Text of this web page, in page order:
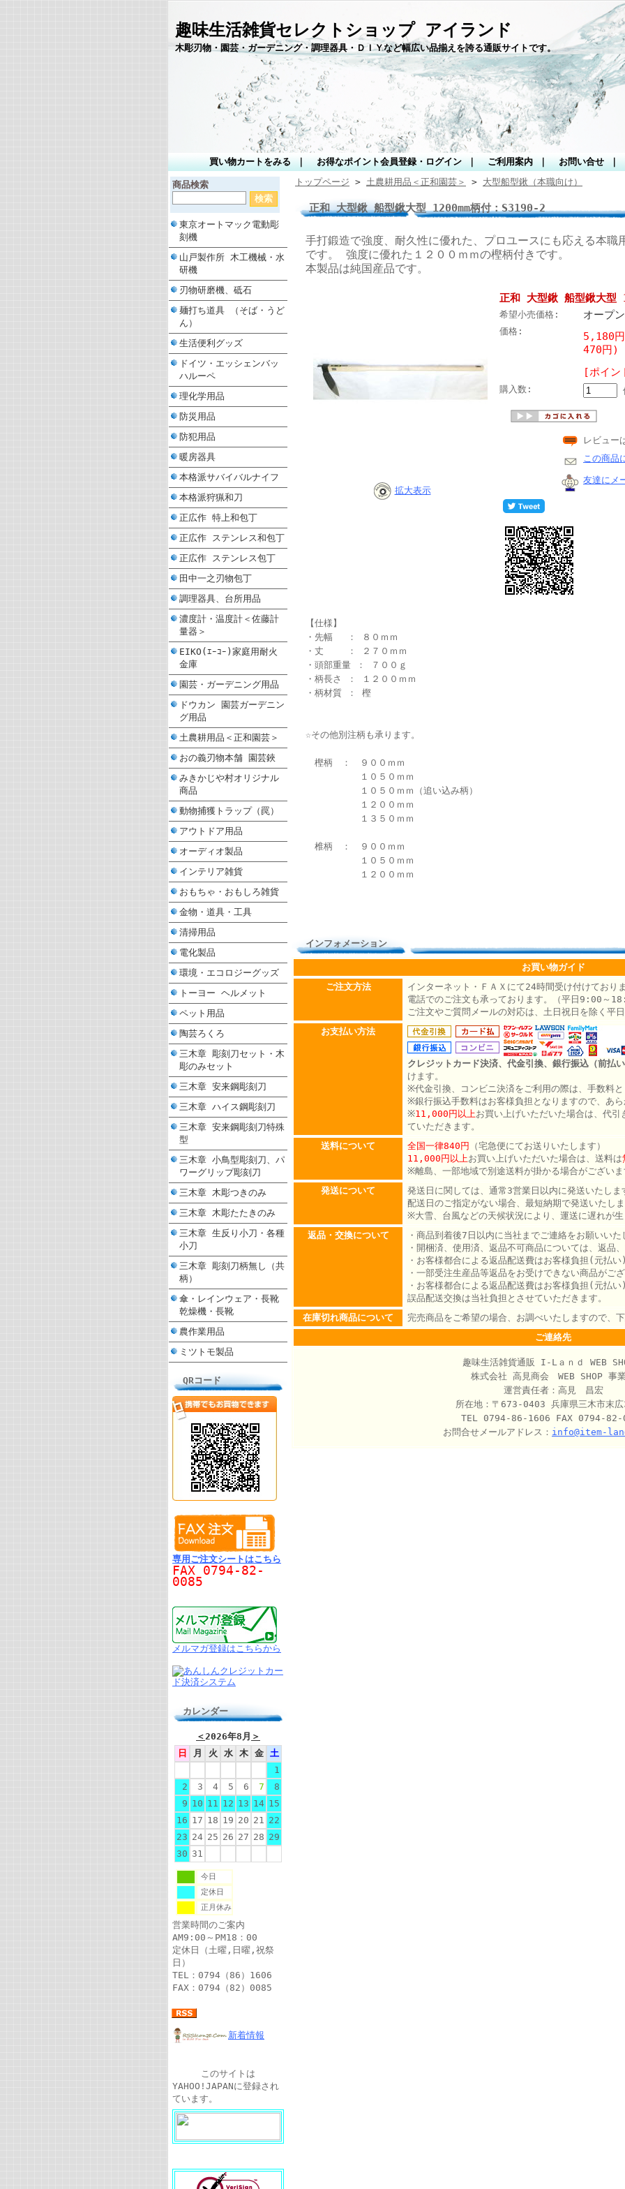
趣味生活雑貨セレクトショップ アイランド
木彫刃物・園芸・ガーデニング・調理器具・ＤＩＹなど幅広い品揃えを誇る通販サイトです。
買い物カートをみる お得なポイント会員登録・ログイン ご利用案内 お問い合せ
商品検索
東京オートマック電動彫
刻機
山戸製作所 木工機械・水
研機
刃物研磨機、砥石
麺打ち道具 （そば・うど
ん）
生活便利グッズ
ドイツ・エッシェンバッ
ハルーペ
理化学用品
防災用品
防犯用品
暖房器具
本格派サバイバルナイフ
本格派狩猟和刀
正広作 特上和包丁
正広作 ステンレス和包丁
正広作 ステンレス包丁
田中一之刃物包丁
調理器具、台所用品
濃度計・温度計＜佐藤計
量器＞
EIKO(ｴｰｺｰ)家庭用耐火
金庫
園芸・ガーデニング用品
ドウカン 園芸ガーデニン
グ用品
土農耕用品＜正和園芸＞
おの義刃物本舗 園芸鋏
みきかじや村オリジナル
商品
動物捕獲トラップ（罠）
アウトドア用品
オーディオ製品
インテリア雑貨
おもちゃ・おもしろ雑貨
金物・道具・工具
清掃用品
電化製品
環境・エコロジーグッズ
トーヨー ヘルメット
ペット用品
陶芸ろくろ
三木章 彫刻刀セット・木
彫のみセット
三木章 安来鋼彫刻刀
三木章 ハイス鋼彫刻刀
三木章 安来鋼彫刻刀特殊
型
三木章 小鳥型彫刻刀、パ
ワーグリップ彫刻刀
三木章 木彫つきのみ
三木章 木彫たたきのみ
三木章 生反り小刀・各種
小刀
三木章 彫刻刀柄無し（共
柄）
傘・レインウェア・長靴
乾燥機・長靴
農作業用品
ミツトモ製品
QRコード
専用ご注文シートはこちら
FAX 0794-82-
0085
メルマガ登録はこちらから
カレンダー
＜2026年8月 ＞
日
月 火 水 木 金
土
1
2
3 4 5 6 7
8
9 10 11 12 13 14 15
16 17 18 19 20 21 22
23 24 25 26 27 28 29
30 31
今日
定休日
正月休み
営業時間のご案内
AM9:00～PM18：00
定休日（土曜,日曜,祝祭
日）
TEL：0794（86）1606
FAX：0794（82）0085
新着情報
このサイトは
YAHOO!JAPANに登録され
ています。
トップページ > 土農耕用品＜正和園芸＞ > 大型船型鍬（本職向け）
正和 大型鍬 船型鍬大型 1200mm柄付：S3190-2
手打鍛造で強度、耐久性に優れた、プロユースにも応える本職
です。 強度に優れた１２００ｍｍの樫柄付きです。
本製品は純国産品です。
拡大表示
正和 大型鍬 船型鍬大型
希望小売価格: オープ
価格:
5,180
470円)
[ポイン
購入数:
レビュー
この商品
友達にメ
【仕様】
・先幅 ： ８０ｍｍ
・丈 ： ２７０ｍｍ
・頭部重量 ： ７００ｇ
・柄長さ ： １２００ｍｍ
・柄材質 ： 樫
☆その他別注柄も承ります。
樫柄 ： ９００ｍｍ
１０５０ｍｍ
１０５０ｍｍ（追い込み柄）
１２００ｍｍ
１３５０ｍｍ
椎柄 ： ９００ｍｍ
１０５０ｍｍ
１２００ｍｍ
インフォメーション
お買い物ガイド
ご注文方法
インターネット・ＦＡＸにて24時間受け付けておりま
電話でのご注文も承っております。（平日9:00～
ご注文やご質問メールの対応は、土日祝日を除く平
お支払い方法
クレジットカード決済、代金引換、銀行振込（前払
けます。
※代金引換、コンビニ決済をご利用の際は、手数料
※銀行振込手数料はお客様負担となりますので、あら
※11,000円以上お買い上げいただいた場合は、代
ていただきます。
送料について
全国一律840円
（宅急便にてお送りいたします）
11,000円以上お買い上げいただいた場合は、送料は
※離島、一部地域で別途送料が掛かる場合がございま
発送について
発送日に関しては、通常3営業日以内に発送いたしま
配送日のご指定がない場合、最短納期で発送いたしま
※大雪、台風などの天候状況により、運送に遅れが生
返品・交換について
・商品到着後7日以内に当社までご連絡をお願いいた
・開梱済、使用済、返品不可商品については、返品
・お客様都合による返品配送費はお客様負担(元払い
・一部受注生産品等返品をお受けできない商品がご
・お客様都合による返品配送費はお客様負担(元払
誤品配送交換は当社負担とさせていただきます。
在庫切れ商品について
完売商品をご希望の場合、お調べいたしますので、
ご連絡先
趣味生活雑貨通販 I‐Lａｎｄ WEB
株式会社 高見商会 WEB SHOP 事
運営責任者：高見 昌宏
所在地：〒673-0403 兵庫県三木市末
TEL 0794-86-1606 FAX 0794-82-
お問合せメールアドレス： info@item-